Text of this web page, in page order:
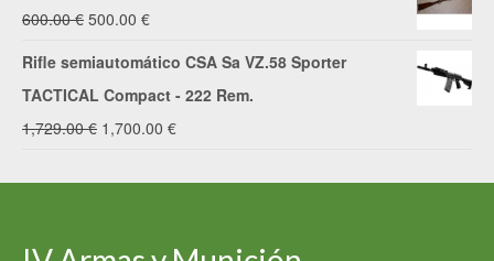
600.00€ El
precio
original
500.00 €El
precio
Rifle semiautomático CSA Sa VZ.58 Sporter
TACTICAL Compact - 222 Rem.
1,729.00€ El
1,700.00 €El